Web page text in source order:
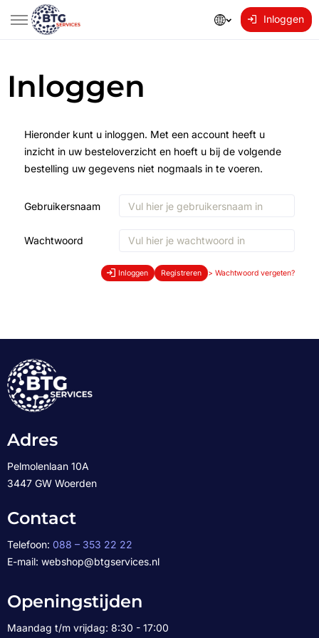
Inloggen
Inloggen
Hieronder kunt u inloggen. Met een account heeft u
inzicht in uw besteloverzicht en hoeft u bij de volgende
bestelling uw gegevens niet nogmaals in te voeren.
Gebruikersnaam
Wachtwoord
Inloggen Registreren > Wachtwoord vergeten?
Adres
Pelmolenlaan 10A
3447 GW Woerden
Contact
Telefoon: 088 – 353 22 22
E-mail: webshop@btgservices.nl
Openingstijden
Maandag t/m vrijdag: 8:30 - 17:00